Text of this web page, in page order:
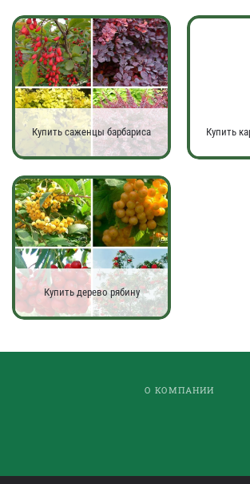
Купить саженцы барбариса Купить
Купить дерево рябину
О КОМПАНИИ